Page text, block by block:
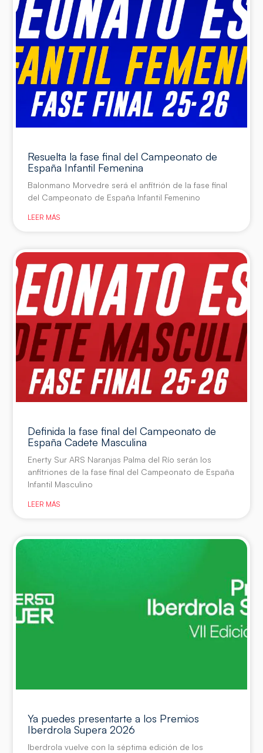
Resuelta la fase final del Campeonato de
España Infantil Femenina
Balonmano Morvedre será el anfitrión de la fase final
del Campeonato de España Infantil Femenino
LEER MÁS
Definida la fase final del Campeonato de
España Cadete Masculina
Enerty Sur ARS Naranjas Palma del Río serán los
anfitriones de la fase final del Campeonato de España
Infantil Masculino
LEER MÁS
Ya puedes presentarte a los Premios
Iberdrola Supera 2026
Iberdrola vuelve con la séptima edición de los